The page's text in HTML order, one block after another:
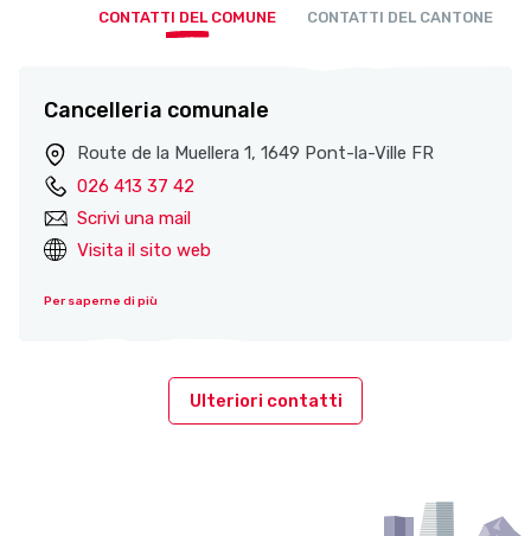
CONTATTI DEL COMUNE CONTATTI DEL CANTONE
Cancelleria comunale
Route de la Muellera 1, 1649 Pont-la-Ville FR
026 413 37 42
Scrivi una mail
Visita il sito web
Per saperne di più
Ulteriori contatti